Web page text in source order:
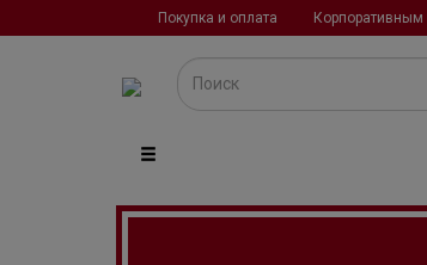
Покупка и оплата Корпоративным